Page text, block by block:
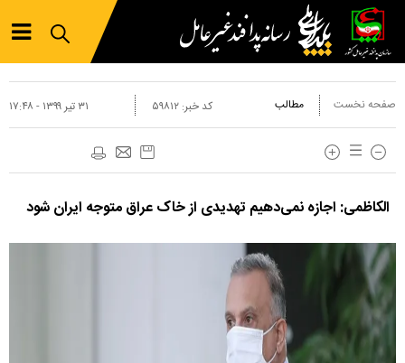
صفحه نخست مطالب ۳۱ تير ۱۳۹۹ - ۱۷:۴۸ کد خبر: ۵۹۸۱۲
الکاظمی: اجازه نمی‌دهیم تهدیدی از خاک عراق متوجه ایران شود